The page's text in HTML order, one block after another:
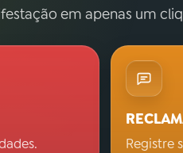
em apenas um
Registre